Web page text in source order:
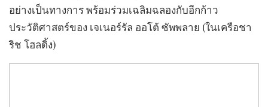
อย่างเป็นทางการ พร้อมร่วมเฉลิมฉลองกับอีกก้าว
ประวัติศาสตร์ของ เจเนอร์รัล ออโต้ ซัพพลาย (ในเครือชา
ริช โฮลดิ้ง)